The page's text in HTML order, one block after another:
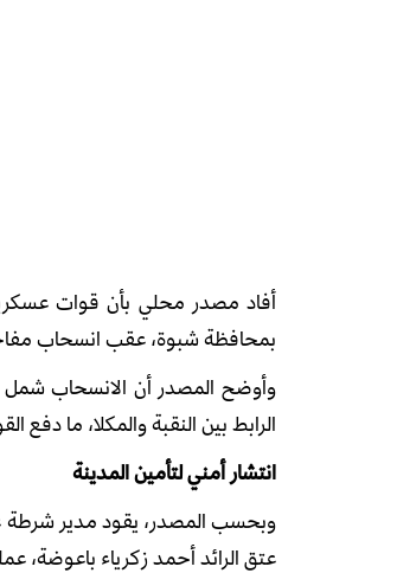
أفاد مصدر محلي بأن قوات
بمحافظةشبوة، عقب انسحاب
وأوضح المصدر أن الانسحاب
الرابط بينالنقبةوالمكلا، ما دفع
انتشار أمني لتأمين المدينة
وبحسب المصدر، يقود مدير شرطة
عتقالرائدأحمد زكرياء باعوضة،